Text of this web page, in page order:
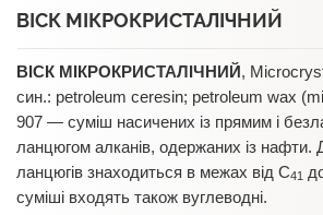
ВІСК МІКРОКРИСТАЛІЧНИЙ
ВІСК МІКРОКРИСТАЛІЧНИЙ,
син.: petroleum ceresin; petroleum wax
907 — суміш насичених із прямим і
ланцюгом алканів, одержаних із нафти.
ланцюгів знаходиться в межах від С41
суміші входять також вуглеводні.